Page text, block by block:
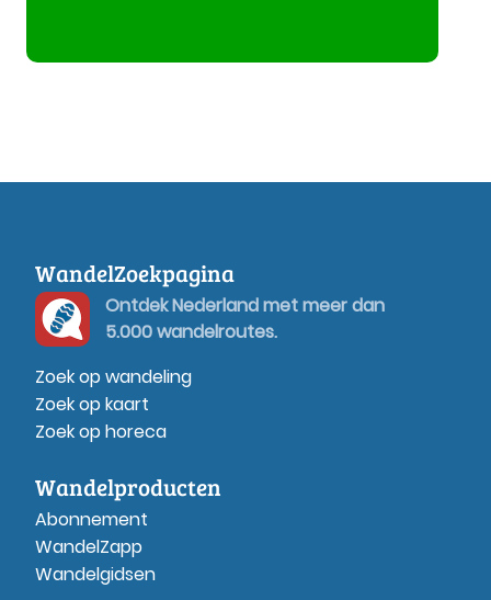
WandelZoekpagina
Ontdek Nederland met meer dan
5.000 wandelroutes.
Zoek op wandeling
Zoek op kaart
Zoek op horeca
Wandelproducten
Abonnement
WandelZapp
Wandelgidsen